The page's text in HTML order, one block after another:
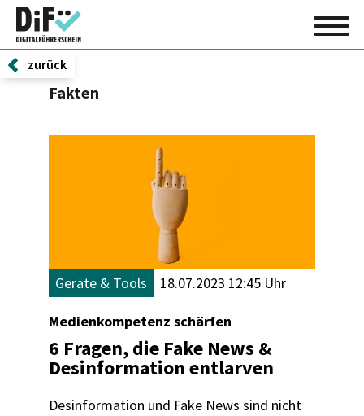
zurück
Fakten
Geräte & Tools 18.07.2023 12:45 Uhr
Medienkompetenz schärfen
6 Fragen, die Fake News &
Desinformation entlarven
Desinformation und Fake News sind nicht